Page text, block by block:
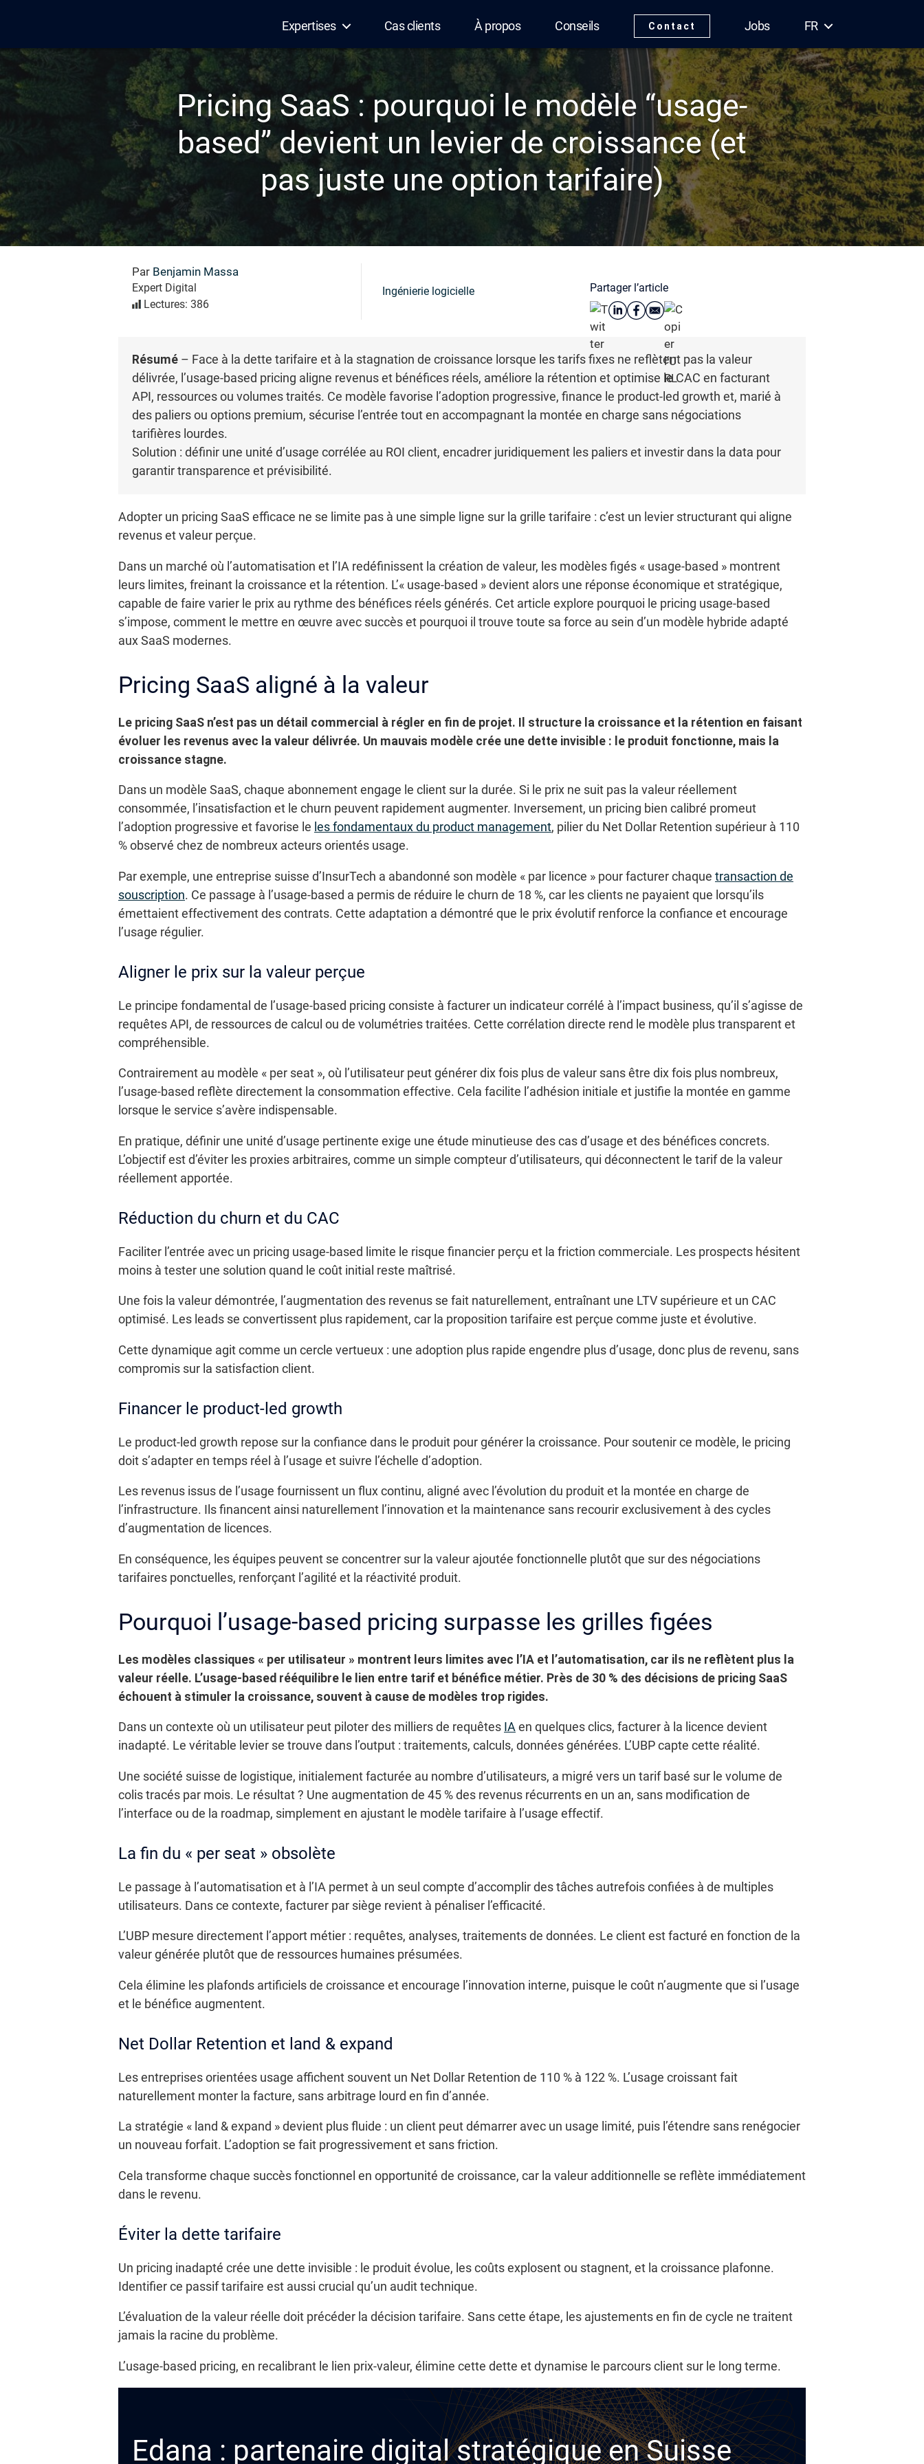
Expertises Cas clients À propos Conseils Contact Jobs FR
Pricing SaaS : pourquoi le modèle “usage-
based” devient un levier de croissance (et
pas juste une option tarifaire)
Par Benjamin Massa
Expert Digital
Lectures: 386
Ingénierie logicielle Partager l’article
Résumé – Face à la dette tarifaire et à la stagnation de croissance lorsque les tarifs fixes ne reflètent pas la valeur
délivrée, l’usage-based pricing aligne revenus et bénéfices réels, améliore la rétention et optimise le CAC en facturant
API, ressources ou volumes traités. Ce modèle favorise l’adoption progressive, finance le product-led growth et, marié à
des paliers ou options premium, sécurise l’entrée tout en accompagnant la montée en charge sans négociations
tarifières lourdes.
Solution : définir une unité d’usage corrélée au ROI client, encadrer juridiquement les paliers et investir dans la data pour
garantir transparence et prévisibilité.
Adopter un pricing SaaS efficace ne se limite pas à une simple ligne sur la grille tarifaire : c’est un levier structurant qui aligne
revenus et valeur perçue.
Dans un marché où l’automatisation et l’IA redéfinissent la création de valeur, les modèles figés « usage-based » montrent
leurs limites, freinant la croissance et la rétention. L’« usage-based » devient alors une réponse économique et stratégique,
capable de faire varier le prix au rythme des bénéfices réels générés. Cet article explore pourquoi le pricing usage-based
s’impose, comment le mettre en œuvre avec succès et pourquoi il trouve toute sa force au sein d’un modèle hybride adapté
aux SaaS modernes.
Pricing SaaS aligné à la valeur
Le pricing SaaS n’est pas un détail commercial à régler en fin de projet. Il structure la croissance et la rétention en faisant
évoluer les revenus avec la valeur délivrée. Un mauvais modèle crée une dette invisible : le produit fonctionne, mais la
croissance stagne.
Dans un modèle SaaS, chaque abonnement engage le client sur la durée. Si le prix ne suit pas la valeur réellement
consommée, l’insatisfaction et le churn peuvent rapidement augmenter. Inversement, un pricing bien calibré promeut
l’adoption progressive et favorise le les fondamentaux du product management, pilier du Net Dollar Retention supérieur à 110
% observé chez de nombreux acteurs orientés usage.
Par exemple, une entreprise suisse d’InsurTech a abandonné son modèle « par licence » pour facturer chaque transaction de
souscription. Ce passage à l’usage-based a permis de réduire le churn de 18 %, car les clients ne payaient que lorsqu’ils
émettaient effectivement des contrats. Cette adaptation a démontré que le prix évolutif renforce la confiance et encourage
l’usage régulier.
Aligner le prix sur la valeur perçue
Le principe fondamental de l’usage-based pricing consiste à facturer un indicateur corrélé à l’impact business, qu’il s’agisse de
requêtes API, de ressources de calcul ou de volumétries traitées. Cette corrélation directe rend le modèle plus transparent et
compréhensible.
Contrairement au modèle « per seat », où l’utilisateur peut générer dix fois plus de valeur sans être dix fois plus nombreux,
l’usage-based reflète directement la consommation effective. Cela facilite l’adhésion initiale et justifie la montée en gamme
lorsque le service s’avère indispensable.
En pratique, définir une unité d’usage pertinente exige une étude minutieuse des cas d’usage et des bénéfices concrets.
L’objectif est d’éviter les proxies arbitraires, comme un simple compteur d’utilisateurs, qui déconnectent le tarif de la valeur
réellement apportée.
Réduction du churn et du CAC
Faciliter l’entrée avec un pricing usage-based limite le risque financier perçu et la friction commerciale. Les prospects hésitent
moins à tester une solution quand le coût initial reste maîtrisé.
Une fois la valeur démontrée, l’augmentation des revenus se fait naturellement, entraînant une LTV supérieure et un CAC
optimisé. Les leads se convertissent plus rapidement, car la proposition tarifaire est perçue comme juste et évolutive.
Cette dynamique agit comme un cercle vertueux : une adoption plus rapide engendre plus d’usage, donc plus de revenu, sans
compromis sur la satisfaction client.
Financer le product-led growth
Le product-led growth repose sur la confiance dans le produit pour générer la croissance. Pour soutenir ce modèle, le pricing
doit s’adapter en temps réel à l’usage et suivre l’échelle d’adoption.
Les revenus issus de l’usage fournissent un flux continu, aligné avec l’évolution du produit et la montée en charge de
l’infrastructure. Ils financent ainsi naturellement l’innovation et la maintenance sans recourir exclusivement à des cycles
d’augmentation de licences.
En conséquence, les équipes peuvent se concentrer sur la valeur ajoutée fonctionnelle plutôt que sur des négociations
tarifaires ponctuelles, renforçant l’agilité et la réactivité produit.
Pourquoi l’usage-based pricing surpasse les grilles figées
Les modèles classiques « per utilisateur » montrent leurs limites avec l’IA et l’automatisation, car ils ne reflètent plus la
valeur réelle. L’usage-based rééquilibre le lien entre tarif et bénéfice métier. Près de 30 % des décisions de pricing SaaS
échouent à stimuler la croissance, souvent à cause de modèles trop rigides.
Dans un contexte où un utilisateur peut piloter des milliers de requêtes IA en quelques clics, facturer à la licence devient
inadapté. Le véritable levier se trouve dans l’output : traitements, calculs, données générées. L’UBP capte cette réalité.
Une société suisse de logistique, initialement facturée au nombre d’utilisateurs, a migré vers un tarif basé sur le volume de
colis tracés par mois. Le résultat ? Une augmentation de 45 % des revenus récurrents en un an, sans modification de
l’interface ou de la roadmap, simplement en ajustant le modèle tarifaire à l’usage effectif.
La fin du « per seat » obsolète
Le passage à l’automatisation et à l’IA permet à un seul compte d’accomplir des tâches autrefois confiées à de multiples
utilisateurs. Dans ce contexte, facturer par siège revient à pénaliser l’efficacité.
L’UBP mesure directement l’apport métier : requêtes, analyses, traitements de données. Le client est facturé en fonction de la
valeur générée plutôt que de ressources humaines présumées.
Cela élimine les plafonds artificiels de croissance et encourage l’innovation interne, puisque le coût n’augmente que si l’usage
et le bénéfice augmentent.
Net Dollar Retention et land & expand
Les entreprises orientées usage affichent souvent un Net Dollar Retention de 110 % à 122 %. L’usage croissant fait
naturellement monter la facture, sans arbitrage lourd en fin d’année.
La stratégie « land & expand » devient plus fluide : un client peut démarrer avec un usage limité, puis l’étendre sans renégocier
un nouveau forfait. L’adoption se fait progressivement et sans friction.
Cela transforme chaque succès fonctionnel en opportunité de croissance, car la valeur additionnelle se reflète immédiatement
dans le revenu.
Éviter la dette tarifaire
Un pricing inadapté crée une dette invisible : le produit évolue, les coûts explosent ou stagnent, et la croissance plafonne.
Identifier ce passif tarifaire est aussi crucial qu’un audit technique.
L’évaluation de la valeur réelle doit précéder la décision tarifaire. Sans cette étape, les ajustements en fin de cycle ne traitent
jamais la racine du problème.
L’usage-based pricing, en recalibrant le lien prix-valeur, élimine cette dette et dynamise le parcours client sur le long terme.
Edana : partenaire digital stratégique en Suisse